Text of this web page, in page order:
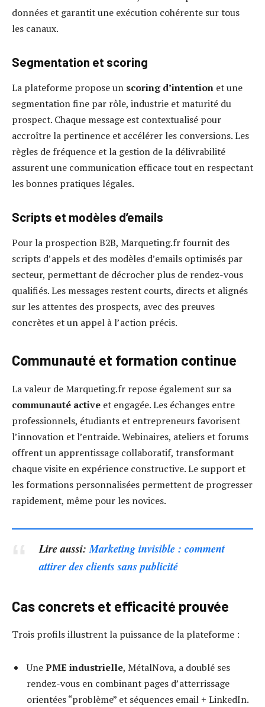
données et garantit une exécution cohérente sur tous
les canaux.
Segmentation et scoring
La plateforme propose un scoring d’intention et une
segmentation fine par rôle, industrie et maturité du
prospect. Chaque message est contextualisé pour
accroître la pertinence et accélérer les conversions. Les
règles de fréquence et la gestion de la délivrabilité
assurent une communication efficace tout en respectant
les bonnes pratiques légales.
Scripts et modèles d’emails
Pour la prospection B2B, Marqueting.fr fournit des
scripts d’appels et des modèles d’emails optimisés par
secteur, permettant de décrocher plus de rendez-vous
qualifiés. Les messages restent courts, directs et alignés
sur les attentes des prospects, avec des preuves
concrètes et un appel à l’action précis.
Communauté et formation continue
La valeur de Marqueting.fr repose également sur sa
communauté active et engagée. Les échanges entre
professionnels, étudiants et entrepreneurs favorisent
l’innovation et l’entraide. Webinaires, ateliers et forums
offrent un apprentissage collaboratif, transformant
chaque visite en expérience constructive. Le support et
les formations personnalisées permettent de progresser
rapidement, même pour les novices.
Lire aussi:Marketing invisible : comment
attirer des clients sans publicité
Cas concrets et efficacité prouvée
Trois profils illustrent la puissance de la plateforme :
UnePME industrielle, MétalNova, a doublé ses
rendez-vous en combinant pages d’atterrissage
orientées “problème” et séquences email + LinkedIn.